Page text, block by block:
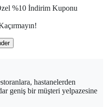
%10 İndirim Kuponu
hastanelerden
geniş bir müşteri yelpazesine